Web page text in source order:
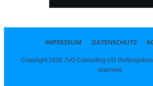
IMPRESSUM DATENSCHUTZ
Copyright 2026 JVG Consulting UG
reserved.